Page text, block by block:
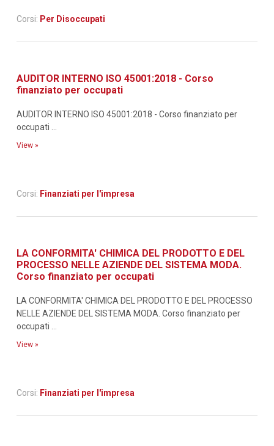
Corsi: Per Disoccupati
AUDITOR INTERNO ISO 45001:2018 - Corso
finanziato per occupati
AUDITOR INTERNO ISO 45001:2018 - Corso finanziato per
occupati ...
View »
Corsi: Finanziati per l'impresa
LA CONFORMITA' CHIMICA DEL PRODOTTO E DEL
PROCESSO NELLE AZIENDE DEL SISTEMA MODA.
Corso finanziato per occupati
LA CONFORMITA' CHIMICA DEL PRODOTTO E DEL PROCESSO
NELLE AZIENDE DEL SISTEMA MODA. Corso finanziato per
occupati ...
View »
Corsi: Finanziati per l'impresa